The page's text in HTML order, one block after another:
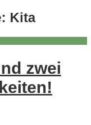
Kita
zwei